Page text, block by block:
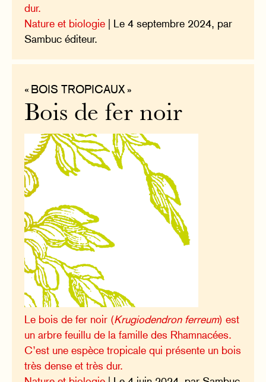
dur.
Nature et biologie | Le 4 septembre 2024, par
Sambuc éditeur.
« BOIS TROPICAUX »
Bois de fer noir
Le bois de fer noir (Krugiodendron ferreum) est
un arbre feuillu de la famille des Rhamnacées.
C’est une espèce tropicale qui présente un bois
très dense et très dur.